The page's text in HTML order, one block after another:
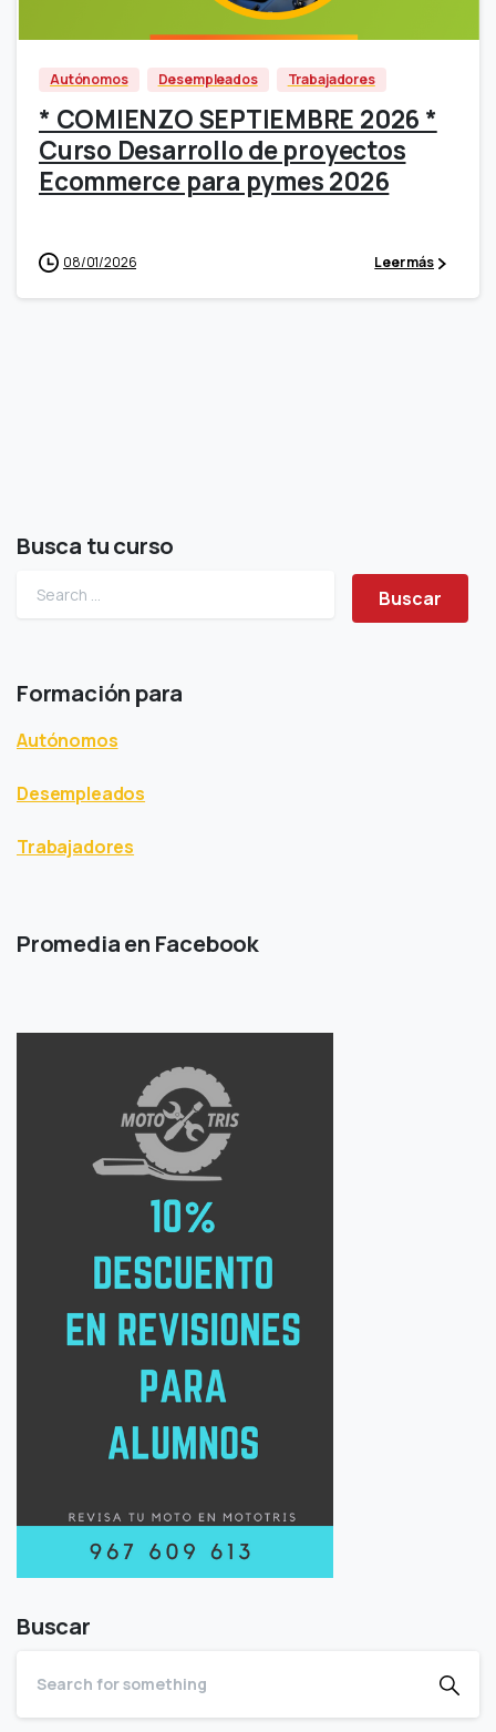
Autónomos Desempleados Trabajadores
* COMIENZO SEPTIEMBRE 2026 *
Curso Desarrollo de proyectos
Ecommerce para pymes 2026
08/01/2026 Leer más
Busca tu curso
Buscar
Formación para
Autónomos
Desempleados
Trabajadores
Promedia en Facebook
Buscar